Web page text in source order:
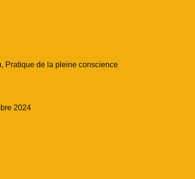
Pratique de la pleine conscience
2024